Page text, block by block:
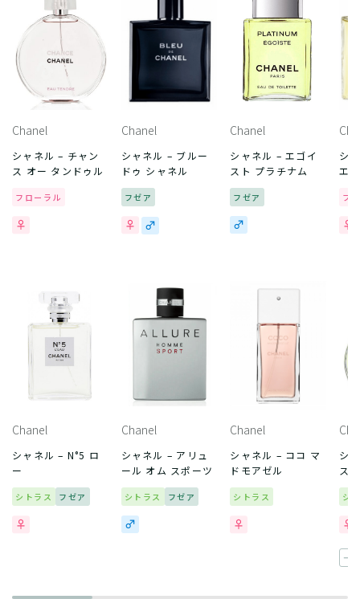
Chanel
シャネル – チャン
ス オー タンドゥル
フローラル
Chanel
シャネル – ブルー
ドゥ シャネル
フゼア
Chanel
シャネル – エゴイ
スト プラチナム
フゼア
シ
エ
フ
Chanel
シャネル – N°5 ロ
ー
シトラス フゼア
Chanel
シャネル – アリュ
ール オム スポーツ
シトラス フゼア
Chanel
シャネル – ココ マ
ドモアゼル
シトラス
シ
ス
シ
一